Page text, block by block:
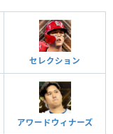
セレクション
アワードウィナーズ